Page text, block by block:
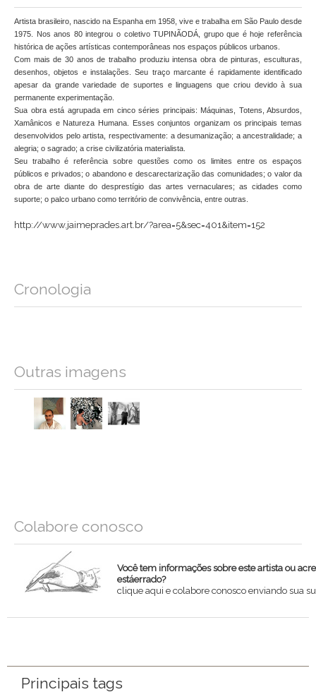
Artista brasileiro, nascido na Espanha em 1958, vive e trabalha em São Paulo desde
1975. Nos anos 80 integrou o coletivo TUPINÃODÁ, grupo que é hoje referência
histórica de ações artísticas contemporâneas nos espaços públicos urbanos.
Com mais de 30 anos de trabalho produziu intensa obra de pinturas, esculturas,
desenhos, objetos e instalações. Seu traço marcante é rapidamente identificado
apesar da grande variedade de suportes e linguagens que criou devido à sua
permanente experimentação.
Sua obra está agrupada em cinco séries principais: Máquinas, Totens, Absurdos,
Xamânicos e Natureza Humana. Esses conjuntos organizam os principais temas
desenvolvidos pelo artista, respectivamente: a desumanização; a ancestralidade; a
alegria; o sagrado; a crise civilizatória materialista.
Seu trabalho é referência sobre questões como os limites entre os espaços
públicos e privados; o abandono e descarectarização das comunidades; o valor da
obra de arte diante do desprestígio das artes vernaculares; as cidades como
suporte; o palco urbano como território de convivência, entre outras.
http://www.jaimeprades.art.br/?area=5&sec=401&item=152
Cronologia
Outras imagens
Colabore conosco
Você tem informações sobre este artista ou
estáerrado?
clique aqui e colabore conosco enviando sua
Principais tags